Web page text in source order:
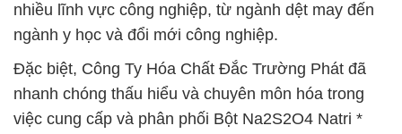
nhiều lĩnh vực công nghiệp, từ ngành dệt may đến
ngành y học và đổi mới công nghiệp.
Đặc biệt, Công Ty Hóa Chất Đắc Trường Phát đã
nhanh chóng thấu hiểu và chuyên môn hóa trong
việc cung cấp và phân phối Bột Na2S2O4 Natri *